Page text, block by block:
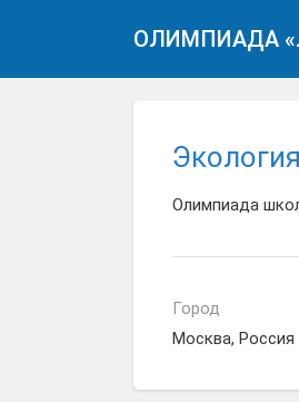
ОЛИМПИАДА
Олимпиада
Город
Москва, Россия